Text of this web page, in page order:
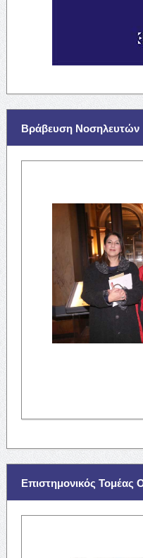
Βράβευση Νοσηλευτών
Επιστημονικός Τομέας